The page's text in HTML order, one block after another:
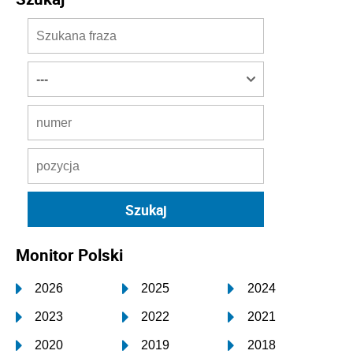
Monitor Polski
2026 2025 2024
2023 2022 2021
2020 2019 2018